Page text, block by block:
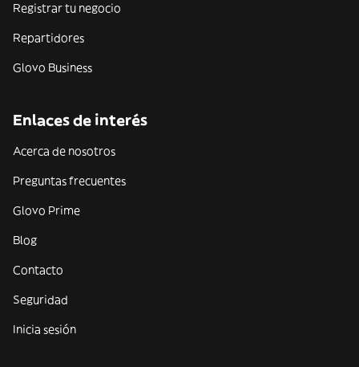
Registrar tu negocio
Repartidores
Glovo Business
Enlaces de interés
Acerca de nosotros
Preguntas frecuentes
Glovo Prime
Blog
Contacto
Seguridad
Inicia sesión